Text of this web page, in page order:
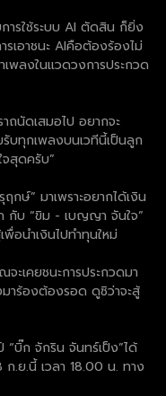
ารใช้ระบบ AI ตัดสิน ก็ยิ่ง
เอาชนะ AIคือต้องร้องไม่
พลงในแวดวงการประกวด
นัดเสมอไป อยากจะ
บทุกเพลงบนเวทีนี้เป็นลูก
สุดครับ”
” มาเพราะอยากได้เงิน
กับ “ขิม - เบญญา จันใจ”
อนำเงินไปทำทุนใหม่
เคยชนะการประกวดมา
าร้องต้องรอด ดูซิว่าจะสู้
บิ๊ก จักริน จันทร์เป็ง”ได้
.ย.นี้ เวลา 18.00 น. ทาง